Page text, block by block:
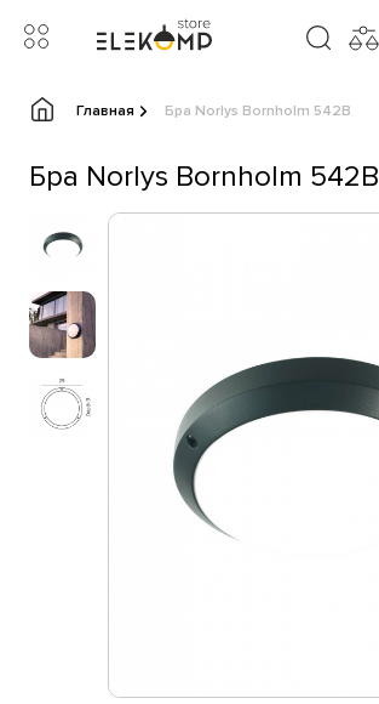
Главная Бра Norlys Bornholm 542B
Бра Norlys Bornholm 542B